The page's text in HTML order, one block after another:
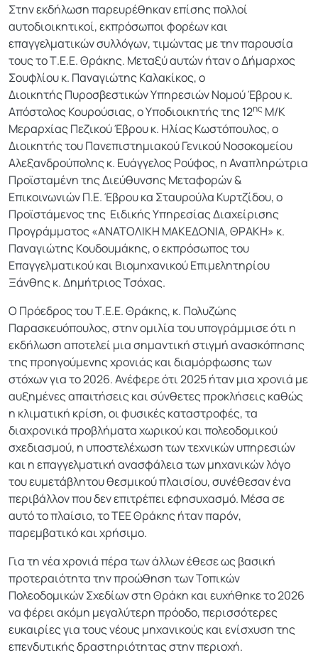
Στην εκδήλωση παρευρέθηκαν επίσης πολλοί
αυτοδιοικητικοί, εκπρόσωποι φορέων και
επαγγελματικών συλλόγων, τιμώντας με την παρουσία
τους το Τ.Ε.Ε. Θράκης. Μεταξύ αυτών ήταν ο Δήμαρχος
Σουφλίου κ. Παναγιώτης Καλακίκος, ο
Διοικητής Πυροσβεστικών Υπηρεσιών Νομού Έβρου κ.
Απόστολος Κουρούσιας, ο Υποδιοικητής της 12ης Μ/Κ
Μεραρχίας Πεζικού Έβρου κ. Ηλίας Κωστόπουλος, ο
Διοικητής του Πανεπιστημιακού Γενικού Νοσοκομείου
Αλεξανδρούπολης κ. Ευάγγελος Ρούφος, η Αναπληρώτρια
Προϊσταμένη της Διεύθυνσης Μεταφορών &
Επικοινωνιών Π.Ε. Έβρου κα Σταυρούλα Κυρτζίδου, ο
Προϊστάμενος της Ειδικής Υπηρεσίας Διαχείρισης
Προγράμματος «ΑΝΑΤΟΛΙΚΗ ΜΑΚΕΔΟΝΙΑ, ΘΡΑΚΗ» κ.
Παναγιώτης Κουδουμάκης, ο εκπρόσωπος του
Επαγγελματικού και Βιομηχανικού Επιμελητηρίου
Ξάνθης κ. Δημήτριος Τσόχας.
Ο Πρόεδρος του Τ.Ε.Ε. Θράκης, κ. Πολυζώης
Παρασκευόπουλος, στην ομιλία του υπογράμμισε ότι η
εκδήλωση αποτελεί μια σημαντική στιγμή ανασκόπησης
της προηγούμενης χρονιάς και διαμόρφωσης των
στόχων για το 2026. Ανέφερε ότι 2025 ήταν μια χρονιά με
αυξημένες απαιτήσεις και σύνθετες προκλήσεις καθώς
η κλιματική κρίση, οι φυσικές καταστροφές, τα
διαχρονικά προβλήματα χωρικού και πολεοδομικού
σχεδιασμού, η υποστελέχωση των τεχνικών υπηρεσιών
και η επαγγελματική ανασφάλεια των μηχανικών λόγο
του ευμετάβλητου θεσμικού πλαισίου, συνέθεσαν ένα
περιβάλλον που δεν επιτρέπει εφησυχασμό. Μέσα σε
αυτό το πλαίσιο, το ΤΕΕ Θράκης ήταν παρόν,
παρεμβατικό και χρήσιμο.
Για τη νέα χρονιά πέρα των άλλων έθεσε ως βασική
προτεραιότητα την προώθηση των Τοπικών
Πολεοδομικών Σχεδίων στη Θράκη και ευχήθηκε το 2026
να φέρει ακόμη μεγαλύτερη πρόοδο, περισσότερες
ευκαιρίες για τους νέους μηχανικούς και ενίσχυση της
επενδυτικής δραστηριότητας στην περιοχή.